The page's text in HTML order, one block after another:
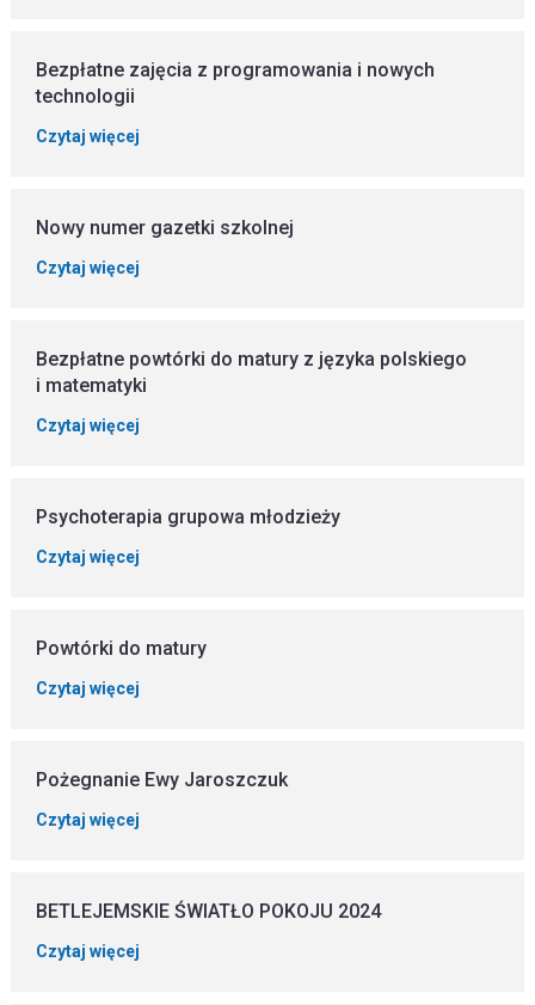
Bezpłatne zajęcia z programowania i nowych
technologii
Czytaj więcej
Nowy numer gazetki szkolnej
Czytaj więcej
Bezpłatne powtórki do matury z języka polskiego
i matematyki
Czytaj więcej
Psychoterapia grupowa młodzieży
Czytaj więcej
Powtórki do matury
Czytaj więcej
Pożegnanie Ewy Jaroszczuk
Czytaj więcej
BETLEJEMSKIE ŚWIATŁO POKOJU 2024
Czytaj więcej